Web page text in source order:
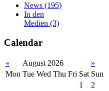
News (195)
In den
Medien (3)
Calendar
« August 2026
»
Mon Tue Wed Thu Fri Sat Sun
1
2